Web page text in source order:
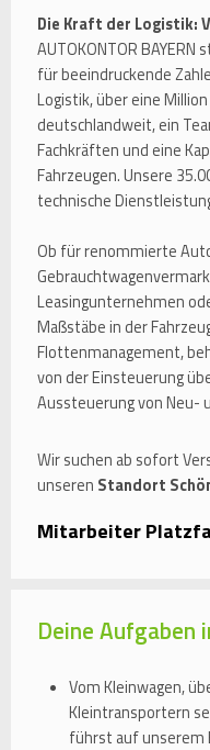
Die Kraft der Logistik:
AUTOKONTOR
für beeindruckende
Logistik, über eine
deutschlandweit, ein
Fachkräften und eine
Fahrzeugen. Unsere
technische
Ob für renommierte
Leasingunternehmen
Maßstäbe in der
Flottenmanagement,
von der Einsteuerung
Aussteuerung von Neu-
Wir suchen ab sofort
unseren Standort
Mitarbeiter
Deine Aufgaben
Vom Kleinwagen,
Kleintransportern
führst auf unserem